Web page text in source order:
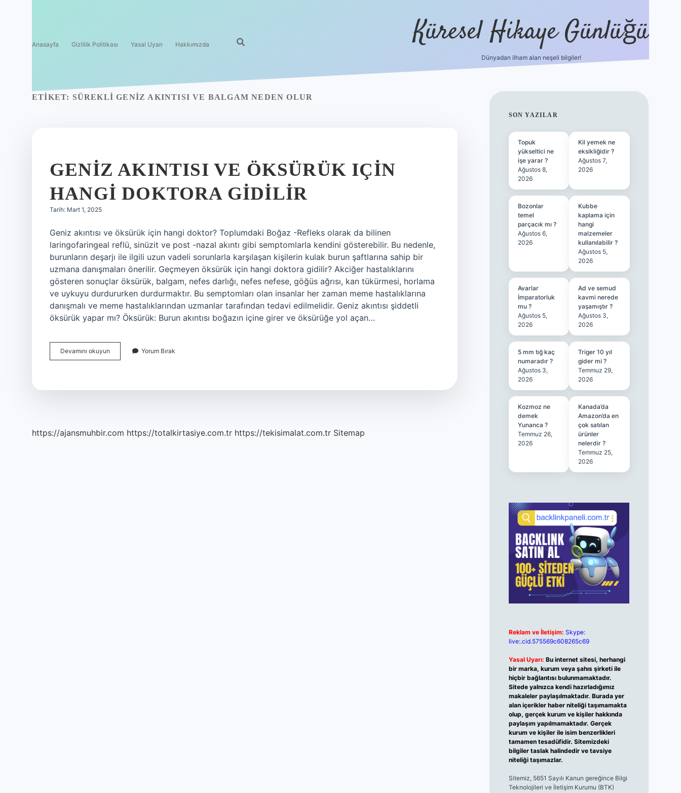
Anasayfa Gizlilik Politikası Yasal Uyarı Hakkımızda Küresel Hikaye Günlüğü
Dünyadan ilham alan neşeli bilgiler!
ETIKET: SÜREKLI GENIZ AKINTISI VE BALGAM NEDEN OLUR
GENIZ AKINTISI VE ÖKSÜRÜK IÇIN
HANGI DOKTORA GIDILIR
Tarih: Mart 1, 2025
Geniz akıntısı ve öksürük için hangi doktor? Toplumdaki Boğaz -Refleks olarak da bilinen
laringofaringeal reflü, sinüzit ve post -nazal akıntı gibi semptomlarla kendini gösterebilir. Bu nedenle,
burunların deşarjı ile ilgili uzun vadeli sorunlarla karşılaşan kişilerin kulak burun şaftlarına sahip bir
uzmana danışmaları önerilir. Geçmeyen öksürük için hangi doktora gidilir? Akciğer hastalıklarını
gösteren sonuçlar öksürük, balgam, nefes darlığı, nefes nefese, göğüs ağrısı, kan tükürmesi, horlama
ve uykuyu durdururken durdurmaktır. Bu semptomları olan insanlar her zaman meme hastalıklarına
danışmalı ve meme hastalıklarından uzmanlar tarafından tedavi edilmelidir. Geniz akıntısı şiddetli
öksürük yapar mı? Öksürük: Burun akıntısı boğazın içine girer ve öksürüğe yol açan…
Devamını okuyun
Akıntısı
Yorum Bırak
https://ajansmuhbir.com https://totalkirtasiye.com.tr https://tekisimalat.com.tr Sitemap
SIDEBAR
SON YAZILAR
Topuk
yükseltici ne
işe yarar ?
Ağustos 8,
2026
Kil yemek ne
eksikliğidir ?
Ağustos 7,
2026
Bozonlar
temel
parçacık mı ?
Ağustos 6,
2026
Kubbe
kaplama için
hangi
malzemeler
kullanılabilir ?
Ağustos 5,
2026
Avarlar
İmparatorluk
mu ?
Ağustos 5,
2026
Ad ve semud
kavmi nerede
yaşamıştır ?
Ağustos 3,
2026
5 mm tığ kaç
numaradır ?
Ağustos 3,
2026
Triger 10 yıl
gider mi ?
Temmuz 29,
2026
Kozmoz ne
demek
Yunanca ?
Temmuz 26,
2026
Kanada’da
Amazon’da en
çok satılan
ürünler
nelerdir ?
Temmuz 25,
2026
Reklam ve İletişim: Skype:
live:.cid.575569c608265c69
Yasal Uyarı: Bu internet sitesi, herhangi
bir marka, kurum veya şahıs şirketi ile
hiçbir bağlantısı bulunmamaktadır.
Sitede yalnızca kendi hazırladığımız
makaleler paylaşılmaktadır. Burada yer
alan içerikler haber niteliği taşımamakta
olup, gerçek kurum ve kişiler hakkında
paylaşım yapılmamaktadır. Gerçek
kurum ve kişiler ile isim benzerlikleri
tamamen tesadüfidir. Sitemizdeki
bilgiler taslak halindedir ve tavsiye
niteliği taşımazlar.
Sitemiz, 5651 Sayılı Kanun gereğince Bilgi
Teknolojileri ve İletişim Kurumu (BTK)
betexper